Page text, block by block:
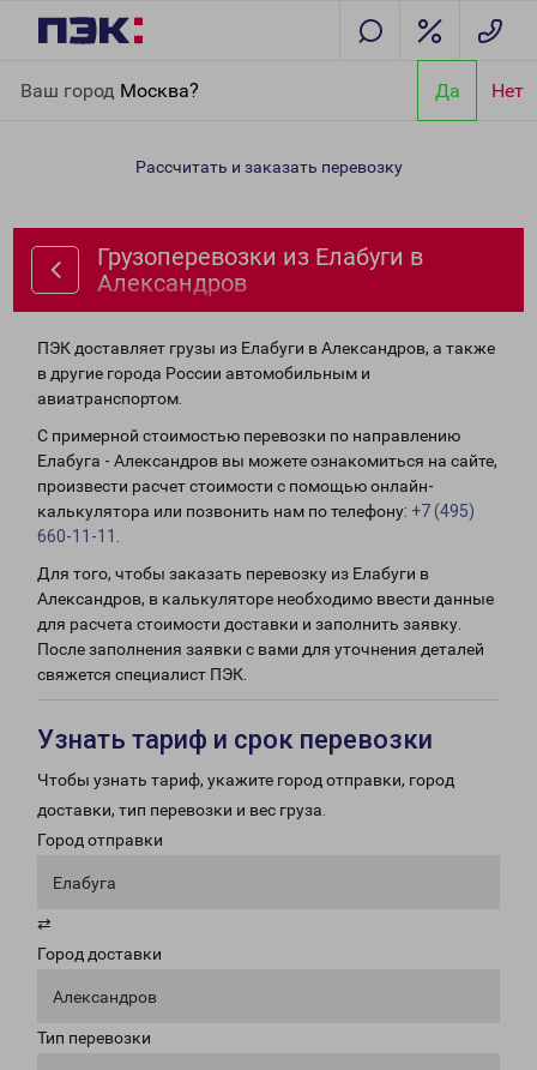
Ваш город Москва? Да Нет
Александров
Рассчитать и заказать перевозку
Грузоперевозки из Елабуги в
Александров
ПЭК доставляет грузы из Елабуги в Александров, а также
в другие города России автомобильным и
авиатранспортом.
С примерной стоимостью перевозки по направлению
Елабуга - Александров вы можете ознакомиться на сайте,
произвести расчет стоимости с помощью онлайн-
калькулятора или позвонить нам по телефону: +7 (495)
660-11-11
Для того, чтобы заказать перевозку из Елабуги в
Александров, в калькуляторе необходимо ввести данные
для расчета стоимости доставки и заполнить заявку.
После заполнения заявки с вами для уточнения деталей
свяжется специалист ПЭК.
Узнать тариф и срок перевозки
Чтобы узнать тариф, укажите город отправки, город
доставки, тип перевозки и вес груза.
Город отправки
Елабуга
⇄
Город доставки
Александров
Тип перевозки